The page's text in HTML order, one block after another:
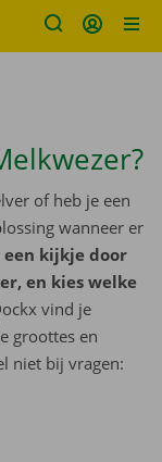
of heb je een
wanneer er
een kijkje door
en kies welke
vind je
groottes en
niet bij vragen: